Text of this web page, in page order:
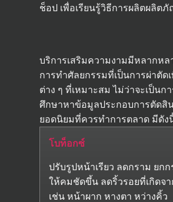
ช็อป เพื่อเรียนรู้วิธีการผลิตผลิต
บริการเสริมความงามมีหลากหล
การทำศัลยกรรมที่เป็นการผ่าตั
ต่าง ๆ ที่เหมาะสม ไม่ว่าจะเป็นก
ศึกษาหาข้อมูลประกอบการตัดสิ
ยอดนิยมที่ควรทำการตลาด มีดัง
โบท็อกซ์
ปรับรูปหน้าเรียว ลดกราม ยก
ให้คมชัดขึ้น ลดริ้วรอยที่เกิดจ
เช่น หน้าผาก หางตา หว่างคิ้ว